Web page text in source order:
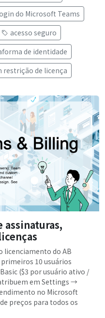
do Microsoft Teams
acesso seguro
de identidade
restrição de licença
assinaturas,
licenciamento do AB
10 usuários
($3 por usuário ativo /
em Settings →
no Microsoft
preços para todos os